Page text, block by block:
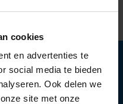
cookies
en advertenties te
social media te bieden
Ook delen we
site met onze